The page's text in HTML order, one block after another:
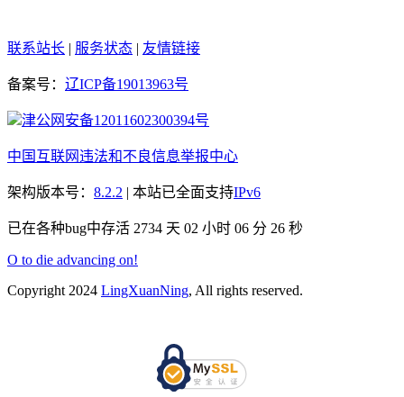
联系站长 | 服务状态 | 友情链接
备案号： 辽ICP备19013963号
津公网安备12011602300394号
中国互联网违法和不良信息举报中心
架构版本号： 8.2.2 | 本站已全面支持IPv6
已在各种bug中存活 2734 天 02 小时 06 分 27 秒
O to die advancing on!
Copyright 2024 LingXuanNing, All rights reserved.